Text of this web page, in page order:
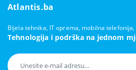
Atlantis.ba
Bijela tehnika, IT oprema, mobilna
Tehnologija i podrška na jednom